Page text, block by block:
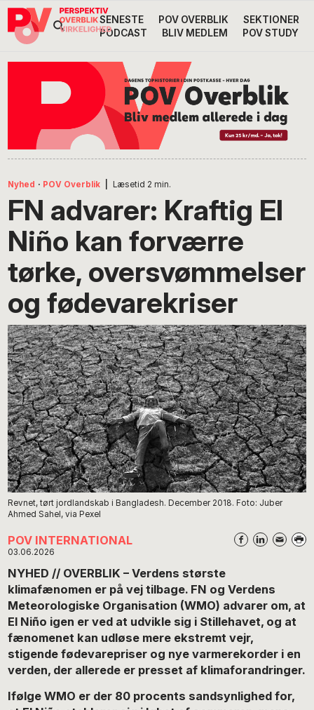
Gå
direkte
Skip
indhold
Gå
direkte
Header
SENESTE POV OVERBLIK
SEKTIONER
PODCAST
BLIV MEDLEM POV STUDY
Nyhed · POV Overblik Læsetid 2 min.
FN advarer: Kraftig El
Niño kan forværre
tørke, oversvømmelser
og fødevarekriser
Revnet, tørt jordlandskab i Bangladesh. December 2018. Foto: Juber
Ahmed Sahel, via Pexel
POV INTERNATIONAL
03.06.2026
NYHED // OVERBLIK – Verdens største
klimafænomen er på vej tilbage. FN og Verdens
Meteorologiske Organisation (WMO) advarer om, at
El Niño igen er ved at udvikle sig i Stillehavet, og at
fænomenet kan udløse mere ekstremt vejr,
stigende fødevarepriser og nye varmerekorder i en
verden, der allerede er presset af klimaforandringer.
Ifølge WMO er der 80 procents sandsynlighed for,